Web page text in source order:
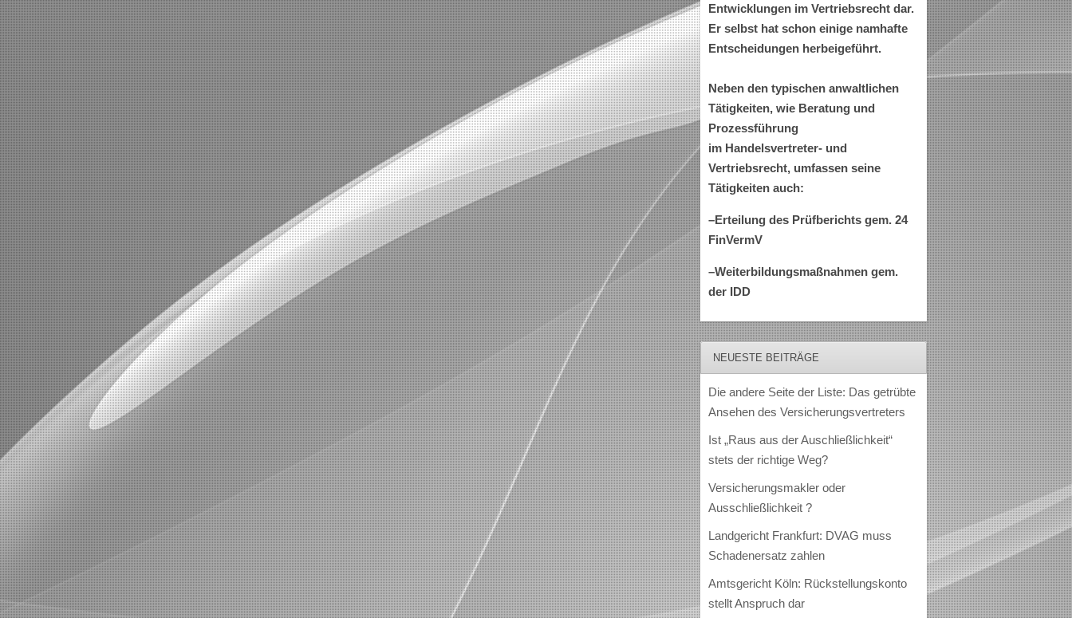
Entwicklungen im Vertriebsrecht dar.
Er selbst hat schon einige namhafte
Entscheidungen herbeigeführt.
Neben den typischen anwaltlichen
Tätigkeiten, wie Beratung und
Prozessführung
im Handelsvertreter- und
Vertriebsrecht, umfassen seine
Tätigkeiten auch:
–Erteilung des Prüfberichts gem. 24
FinVermV
–Weiterbildungsmaßnahmen gem.
der IDD
NEUESTE BEITRÄGE
Die andere Seite der Liste: Das getrübte
Ansehen des Versicherungsvertreters
Ist „Raus aus der Auschließlichkeit“
stets der richtige Weg?
Versicherungsmakler oder
Ausschließlichkeit ?
Landgericht Frankfurt: DVAG muss
Schadenersatz zahlen
Amtsgericht Köln: Rückstellungskonto
stellt Anspruch dar